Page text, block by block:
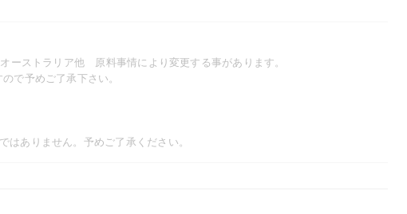
ストラリア他 原料事情により変更する事があります。
で予めご了承下さい。
ありません。予めご了承ください。